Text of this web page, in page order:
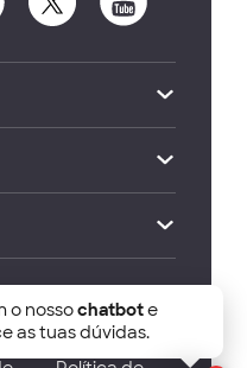
of Economics
o nossochatbote
as tuas dúvidas.